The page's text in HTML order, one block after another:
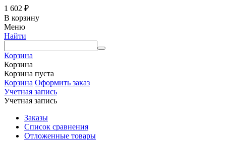
1 602 ₽
В корзину
Меню
Найти
Корзина
Корзина
Корзина пуста
Корзина Оформить заказ
Учетная запись
Учетная запись
Заказы
Список сравнения
Отложенные товары